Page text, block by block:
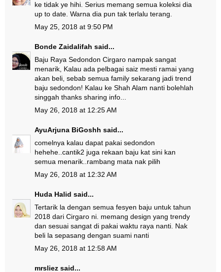
ke tidak ye hihi. Serius memang semua koleksi dia
up to date. Warna dia pun tak terlalu terang.
May 25, 2018 at 9:50 PM
Bonde Zaidalifah said...
Baju Raya Sedondon Cirgaro nampak sangat
menarik, Kalau ada pelbagai saiz mesti ramai yang
akan beli, sebab semua family sekarang jadi trend
baju sedondon! Kalau ke Shah Alam nanti bolehlah
singgah thanks sharing info...
May 26, 2018 at 12:25 AM
AyuArjuna BiGoshh said...
comelnya kalau dapat pakai sedondon
hehehe..cantik2 juga rekaan baju kat sini kan
semua menarik..rambang mata nak pilih
May 26, 2018 at 12:32 AM
Huda Halid said...
Tertarik la dengan semua fesyen baju untuk tahun
2018 dari Cirgaro ni. memang design yang trendy
dan sesuai sangat di pakai waktu raya nanti. Nak
beli la sepasang dengan suami nanti
May 26, 2018 at 12:58 AM
mrsliez said...